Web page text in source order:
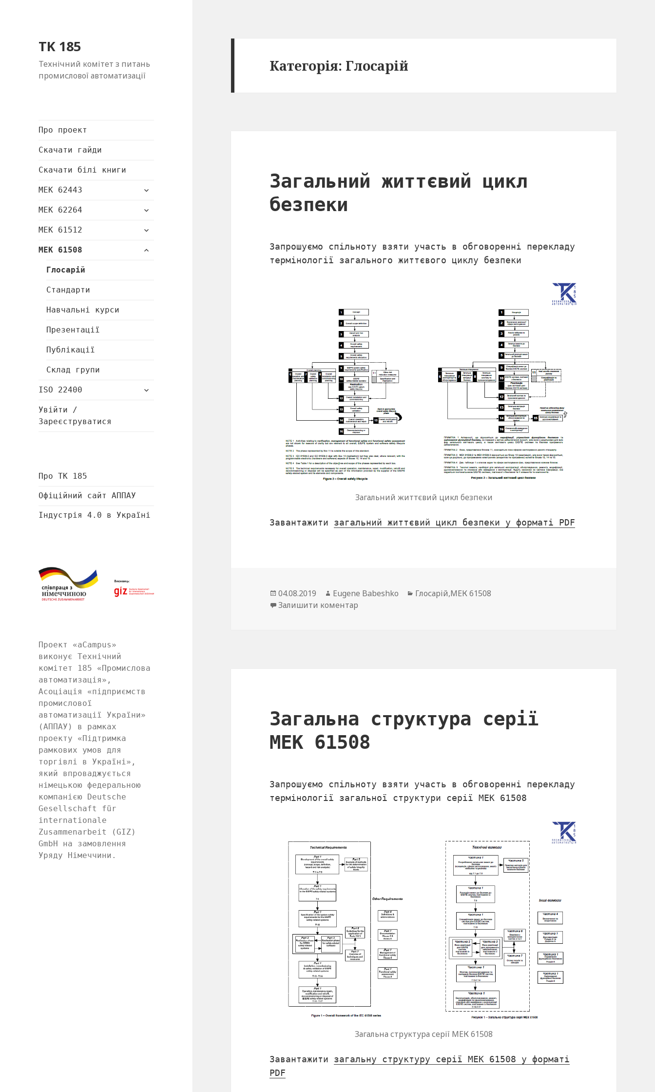
TK 185
Технічний комітет з питань
промислової автоматизації
Про проект
Скачати гайди
Скачати білі книги
МЕК 62443
розгорнути
МЕК 62264
розгорнути
МЕК 61512
розгорнути
МЕК 61508
розгорнути
Глосарій
Стандарти
Навчальні курси
Презентації
Публікації
Склад групи
ISO 22400
розгорнути
Увійти /
Зареєструватися
Про ТК 185
Офіційний сайт АППАУ
Індустрія 4.0 в Україні
Проект «aCampus»
виконує Технічний
комітет 185 «Промислова
автоматизація»,
Асоціація «підприємств
промислової
автоматизації України»
(АППАУ) в рамках
проекту «Підтримка
рамкових умов для
торгівлі в Україні»,
який впроваджується
німецькою федеральною
компанією Deutsche
Gesellschaft für
internationale
Zusammenarbeit (GIZ)
GmbH на замовлення
Уряду Німеччини.
Категорія: Глосарій
Загальний життєвий цикл
безпеки
Запрошуємо спільноту взяти участь в обговоренні перекладу
термінології загального життєвого циклу безпеки
Загальний життєвий цикл безпеки
Завантажити загальний життєвий цикл безпеки у форматі PDF
Опубліковано
04.08.2019 Автор
Eugene Babeshko Категорії
Глосарій,МЕК 61508
Залишити коментар
Загальна структура серії
МЕК 61508
Запрошуємо спільноту взяти участь в обговоренні перекладу
термінології загальної структури серії МЕК 61508
Загальна структура серії МЕК 61508
Завантажити загальну структуру серії МЕК 61508 у форматі
PDF